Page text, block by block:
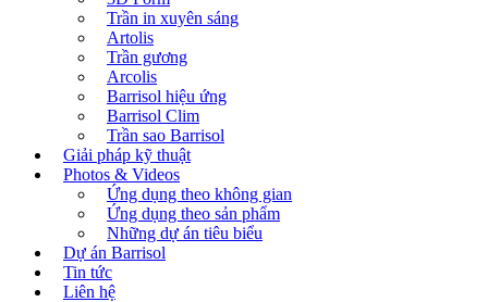
Trần in xuyên sáng
Artolis
Trần gương
Arcolis
Barrisol hiệu ứng
Barrisol Clim
Trần sao Barrisol
Giải pháp kỹ thuật
Photos & Videos
Ứng dụng theo không gian
Ứng dụng theo sản phẩm
Những dự án tiêu biểu
Dự án Barrisol
Tin tức
Liên hệ